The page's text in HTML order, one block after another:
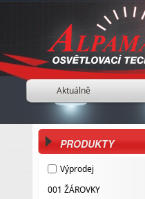
Aktuálně
PRODUKTY
Výprodej
001 ŽÁROVKY